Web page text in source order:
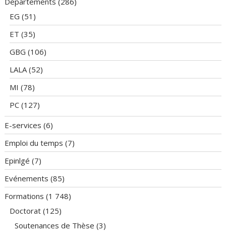
EG (51)
ET (35)
GBG (106)
LALA (52)
MI (78)
PC (127)
E-services (6)
Emploi du temps (7)
Epinlgé (7)
Evénements (85)
Formations (1 748)
Doctorat (125)
Soutenances de Thèse (3)